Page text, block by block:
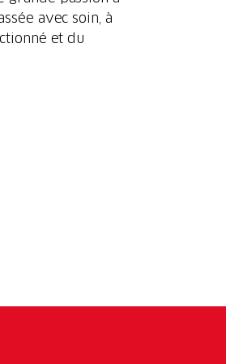
avec soin, à
et du